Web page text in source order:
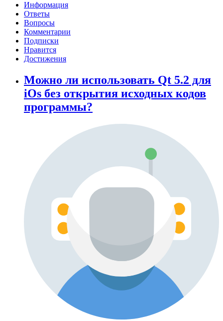
Информация
Ответы
Вопросы
Комментарии
Подписки
Нравится
Достижения
Можно ли использовать Qt 5.2 для
iOs без открытия исходных кодов
программы?